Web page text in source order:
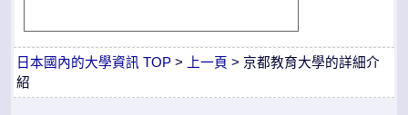
日本國內的大學資訊 TOP > 上一頁 > 京都教育大學的詳細介
紹